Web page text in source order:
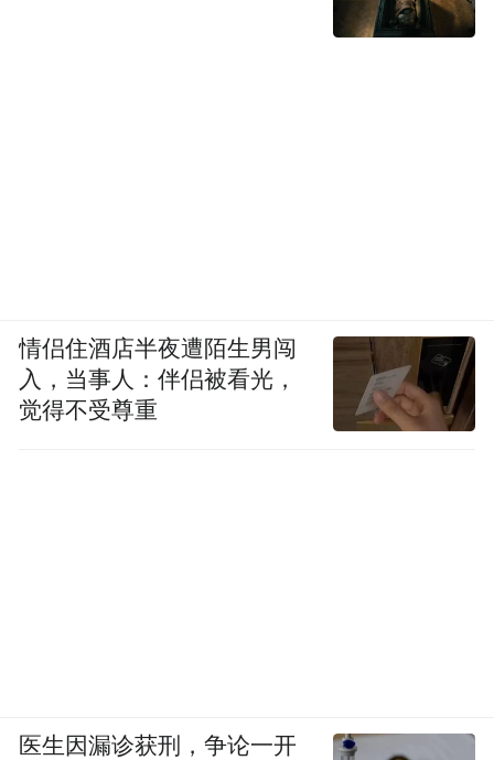
情侣住酒店半夜遭陌生男闯
入，当事人：伴侣被看光，
觉得不受尊重
医生因漏诊获刑，争论一开